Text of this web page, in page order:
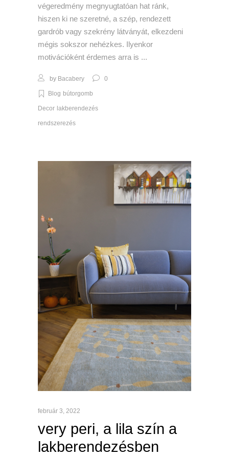
végeredmény megnyugtatóan hat ránk,
hiszen ki ne szeretné, a szép, rendezett
gardrób vagy szekrény látványát, elkezdeni
mégis sokszor nehézkes. Ilyenkor
motivációként érdemes arra is
by Bacabery 0
Blog bútorgomb
Decor lakberendezés
rendszerezés
február 3, 2022
very peri, a lila szín a
lakberendezésben